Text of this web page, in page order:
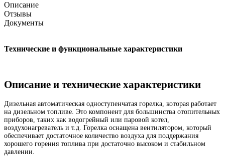
Описание
Отзывы
Документы
Технические и функциональные характеристики
Описание и технические характеристики
Дизельная автоматическая одноступенчатая горелка, которая работает
на дизельном топливе. Это компонент для большинства отопительных
приборов, таких как водогрейный или паровой котел,
воздухонагреватель и т.д. Горелка оснащена вентилятором, который
обеспечивает достаточное количество воздуха для поддержания
хорошего горения топлива при достаточно высоком и стабильном
давлении.